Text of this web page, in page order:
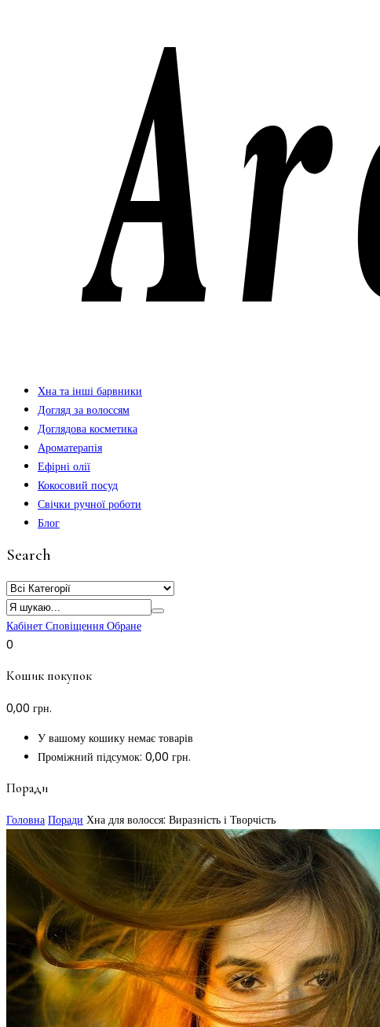
Хна та інші барвники
Догляд за волоссям
Доглядова косметика
Ароматерапія
Ефірні олії
Кокосовий посуд
Свічки ручної роботи
Блог
Search
Кабінет Сповіщення Обране
0
Кошик покупок
0,00 грн.
У вашому кошику немає товарів
Проміжний підсумок: 0,00 грн.
Поради
Головна Поради Хна для волосся: Виразність і Творчість